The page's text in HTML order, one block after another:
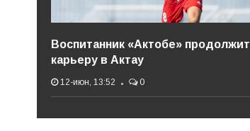
Воспитанник «Актобе» продолжит
карьеру в Актау
12-июн, 13:52 0